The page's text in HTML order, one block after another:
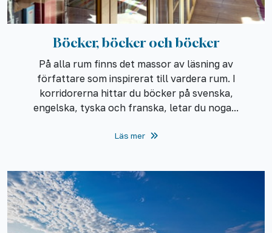
Böcker, böcker och böcker
På alla rum finns det massor av läsning av
författare som inspirerat till vardera rum. I
korridorerna hittar du böcker på svenska,
engelska, tyska och franska, letar du noga...
Läs mer